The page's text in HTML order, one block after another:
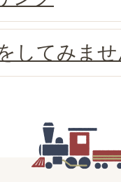
してみま